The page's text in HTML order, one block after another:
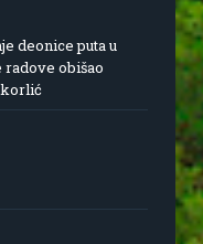
deonice puta u
obišao